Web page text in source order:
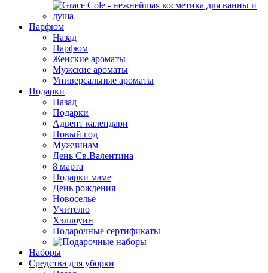
Парфюм
Назад
Парфюм
Женские ароматы
Мужские ароматы
Универсальные ароматы
Подарки
Назад
Подарки
Адвент календари
Новый год
Мужчинам
День Св.Валентина
8 марта
Подарки маме
День рождения
Новоселье
Учителю
Хэллоуин
Подарочные сертификаты
Наборы
Средства для уборки